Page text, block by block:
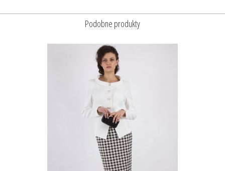
Podobne produkty